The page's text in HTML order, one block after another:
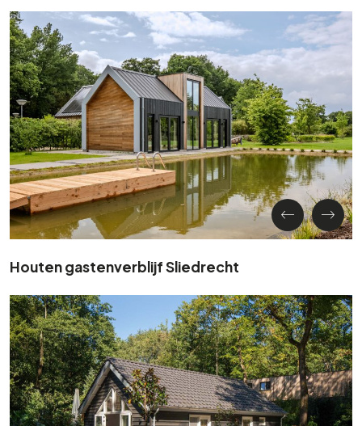
Houten gastenverblijf Sliedrecht